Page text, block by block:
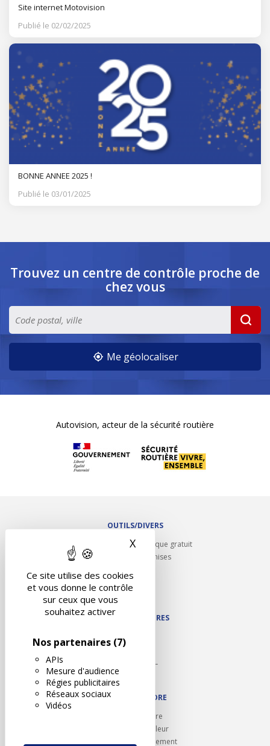
Ce site utilise des cookies
et vous donne le contrôle
sur ceux que vous
souhaitez activer
Nos partenaires (7)
APIs
Mesure d'audience
Régies publicitaires
Réseaux sociaux
Vidéos
X Masquer le bandeau des
Site internet Motovision
Publié le 02/02/2025
BONNE ANNEE 2025 !
Publié le 03/01/2025
Trouvez un centre de contrôle proche de
chez vous
Me géolocaliser
Autovision, acteur de la sécurité routière
OUTILS/DIVERS
Rappel contrôle technique gratuit
Partenariats/Remises
Contact
NOS PARTENAIRES
Autodidact
Karoil
Autovision PL
Motovision
NOUS REJOINDRE
Ouvrir un centre
Devenez contrôleur
Carrières et recrutement